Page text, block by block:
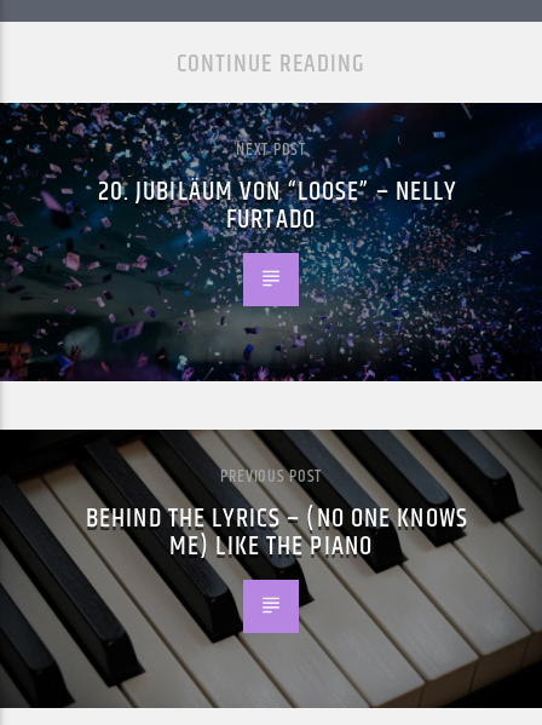
CONTINUE READING
NEXT POST
20. JUBILÄUM VON “LOOSE” – NELLY
FURTADO
PREVIOUS POST
BEHIND THE LYRICS – (NO ONE KNOWS
ME) LIKE THE PIANO